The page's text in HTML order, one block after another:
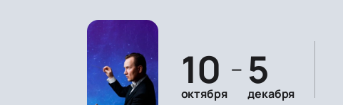
10
октября
— 5
декабря